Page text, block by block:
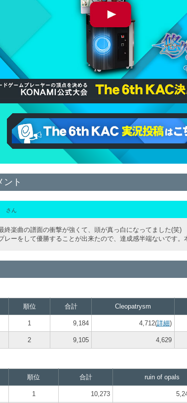
KAC REFLEC BEAT 決勝ラウンド
eAMUSEMENTアプリ The 6th KAC REFLEC
ント
さん
終楽曲の譜面の衝撃が強くて、頭が真っ白になってました(笑)
レーをして優勝することが出来たので、達成感半端ないです。
順位 合計 Cleopatrysm
1 9,184 4,712(詳細)
2 9,105 4,629
順位 合計 ruin of opals
1 10,273